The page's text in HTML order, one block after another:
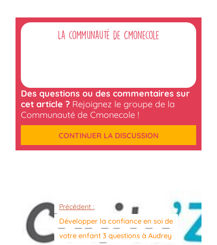
La communauté de Cmonecole
Des questions ou des commentaires sur
cet article ?Rejoignez le groupe de la
Communauté de Cmonecole !
CONTINUER LA DISCUSSION
Précédent :
Développer la confiance en soi de
votre enfant 3 questions à Audrey